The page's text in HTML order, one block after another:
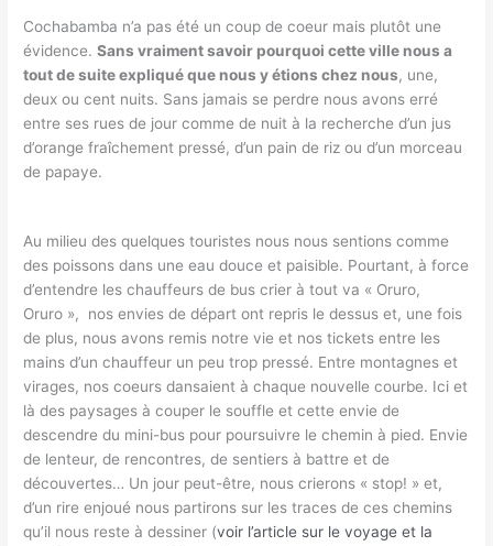
Cochabamba n’a pas été un coup de coeur mais plutôt une
évidence.Sans vraiment savoir pourquoi cette ville nous a
tout de suite expliqué que nous y étions chez nous, une,
deux ou cent nuits. Sans jamais se perdre nous avons erré
entre ses rues de jour comme de nuit à la recherche d’un jus
d’orange fraîchement pressé, d’un pain de riz ou d’un morceau
de papaye.
Au milieu des quelques touristes nous nous sentions comme
des poissons dans une eau douce et paisible. Pourtant, à force
d’entendre les chauffeurs de bus crier à tout va « Oruro,
Oruro », nos envies de départ ont repris le dessus et, une fois
de plus, nous avons remis notre vie et nos tickets entre les
mains d’un chauffeur un peu trop pressé. Entre montagnes et
virages, nos coeurs dansaient à chaque nouvelle courbe. Ici et
là des paysages à couper le souffle et cette envie de
descendre du mini-bus pour poursuivre le chemin à pied. Envie
de lenteur, de rencontres, de sentiers à battre et de
découvertes… Un jour peut-être, nous crierons « stop! » et,
d’un rire enjoué nous partirons sur les traces de ces chemins
qu’il nous reste à dessiner (voir l’article sur le voyage et la